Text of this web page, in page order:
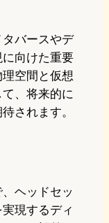
バースやデ
向けた重要
空間と仮想
、将来的に
されます。
ヘッドセッ
現するディ